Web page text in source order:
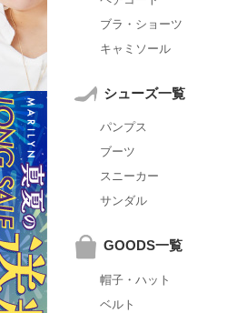
ブラ・ショーツ
キャミソール
シューズ一覧
パンプス
ブーツ
スニーカー
サンダル
GOODS一覧
帽子・ハット
ベルト